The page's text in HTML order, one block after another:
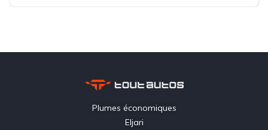
Plumes économiques
Eljari